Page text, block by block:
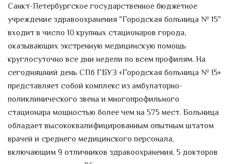
Санкт-Петербургское государственное бюджетное
учреждение здравоохранения "Городская больница № 15"
входит в число 10 крупных стационаров города,
оказывающих экстренную медицинскую помощь
круглосуточно все дни недели по всем профилям. На
сегодняшний день СПб ГБУЗ «Городская больница № 15»
представляет собой комплекс из амбулаторно-
поликлинического звена и многопрофильного
стационара мощностью более чем на 575 мест. Больница
обладает высококвалифицированным опытным штатом
врачей и среднего медицинского персонала,
включающим 9 отличников здравоохранения, 5 докторов